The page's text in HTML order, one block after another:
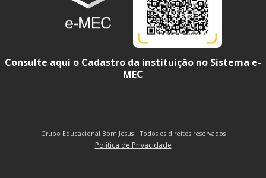
Consulte aqui o Cadastro da instituição no Sistema e-
MEC
Grupo Educacional Bom Jesus | Todos os direitos reservados
Política de Privacidade